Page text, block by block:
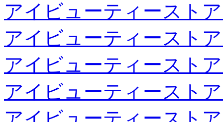
アイビューティースト
アイビューティースト
アイビューティースト
アイビューティースト